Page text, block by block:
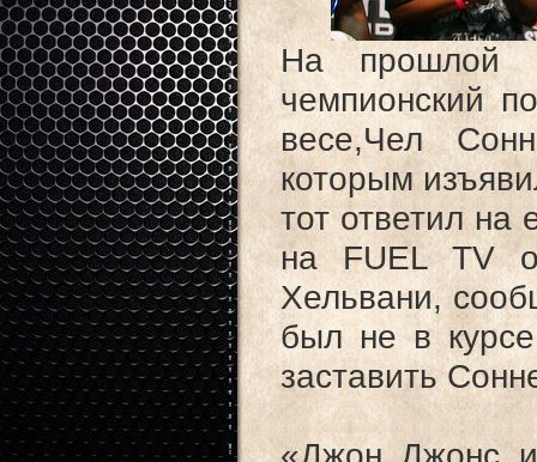
На прошлой
чемпионский
весе,Чел
которым
тот ответил на
на FUEL TV
Хельвани,
был не в
заставить